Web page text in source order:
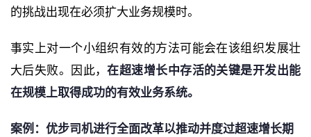
的挑战出现在必须扩大业务规模时。
事实上对一个小组织有效的方法可能会在该组织发展壮
大后失败。因此，在超速增长中存活的关键是开发出能
在规模上取得成功的有效业务系统。
案例：优步司机进行全面改革以推动并度过超速增长期